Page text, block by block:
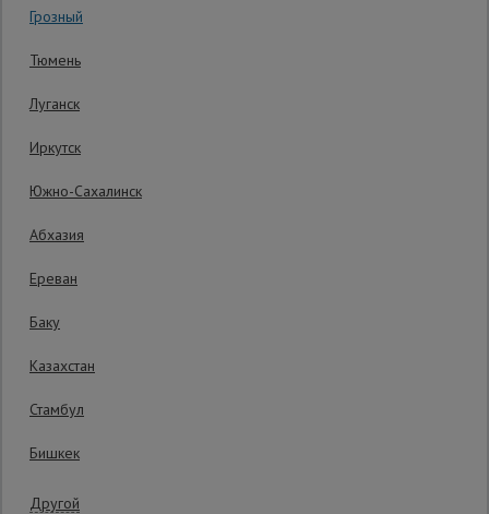
Грозный
Тюмень
Луганск
Иркутск
Южно-Сахалинск
Абхазия
Ереван
Баку
Казахстан
Стамбул
Бишкек
Другой